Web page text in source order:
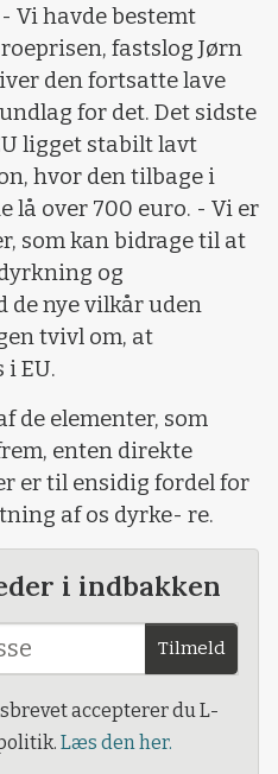
Vi havde bestemt
fastslog Jørn
den fortsatte lave
for det. Det sidste
ligget stabilt lavt
hvor den tilbage i
lå over 700 euro. - Vi er
som kan bidrage til at
og
de nye vilkår uden
tvivl om, at
EU.
de elementer, som
enten direkte
er til ensidig fordel for
af os dyrke- re.
i indbakken
Tilmeld
accepterer du L-
Læs den her.